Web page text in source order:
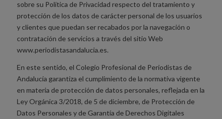
sobre su Política de Privacidad respecto del tratamiento y
protección de los datos de carácter personal de los usuarios
y clientes que puedan ser recabados por la navegación o
contratación de servicios a través del sitio Web
www.periodistasandalucia.es.
En este sentido, el Colegio Profesional de Periodistas de
Andalucía garantiza el cumplimiento de la normativa vigente
en materia de protección de datos personales, reflejada en la
Ley Orgánica 3/2018, de 5 de diciembre, de Protección de
Datos Personales y de Garantía de Derechos Digitales